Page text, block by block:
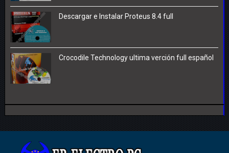
Descargar e Instalar Proteus 8.4 full
Crocodile Technology ultima verción full español